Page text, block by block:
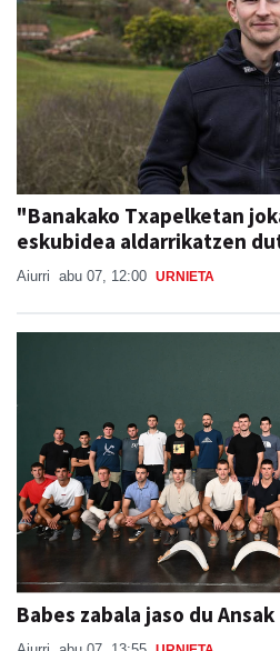
"Banakako Txapelketan
eskubidea aldarrikatzen
Aiurri abu 07, 12:00 URNIETA
Babes zabala jaso du Ansak